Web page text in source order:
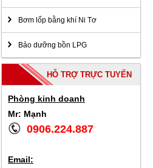
Bơm lốp bằng khí Ni Tơ
Bảo dưỡng bồn LPG
HỖ TRỢ TRỰC TUYẾN
Phòng kinh doanh
Mr: Mạnh
0906.224.887
Email: